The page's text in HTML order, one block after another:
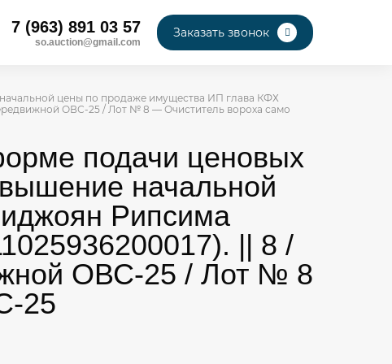
7 (963) 891 03 57
so.auction@gmail.com
Заказать звонок
цены по продаже имущества ИП глава КФХ
ОВС-25 / Лот № 8 — Очиститель вороха само
подачи ценовых
начальной
Рипсима
|| 8 /
ОВС-25 / Лот № 8
25